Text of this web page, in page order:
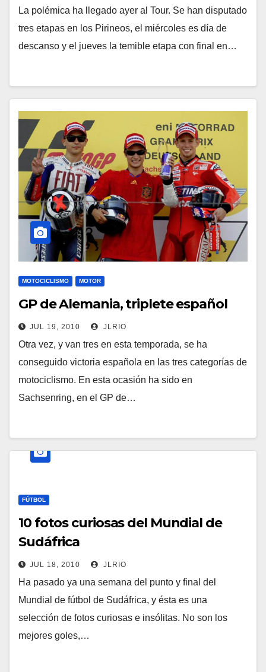
La polémica ha llegado ayer al Tour. Se han disputado
tres etapas en los Pirineos, el miércoles es día de
descanso y el jueves la temible etapa con final en…
MOTOCICLISMO MOTOR
GP de Alemania, triplete español
JUL 19, 2010 JLRIO
Otra vez, y van tres en esta temporada, se ha
conseguido victoria española en las tres categorías de
motociclismo. En esta ocasión ha sido en
Sachsenring, en el GP de…
FÚTBOL
10 fotos curiosas del Mundial de
Sudáfrica
JUL 18, 2010 JLRIO
Ha pasado ya una semana del punto y final del
Mundial de fútbol de Sudáfrica, y ésta es una
selección de fotos curiosas e insólitas. No son los
mejores goles,…